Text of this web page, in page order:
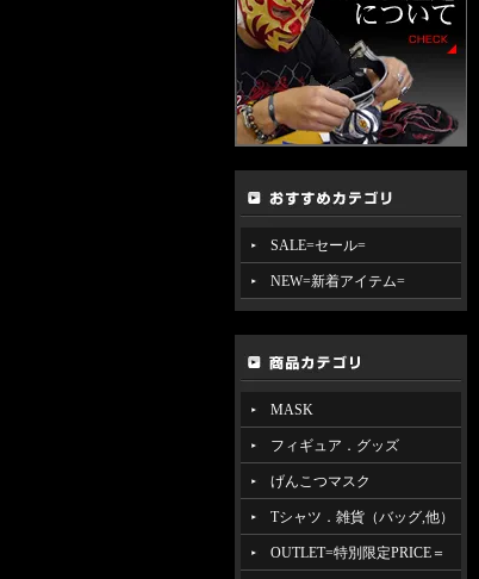
SALE=セール=
NEW=新着アイテム=
MASK
フィギュア．グッズ
げんこつマスク
Tシャツ．雑貨（バッグ,他）
OUTLET=特別限定PRICE＝